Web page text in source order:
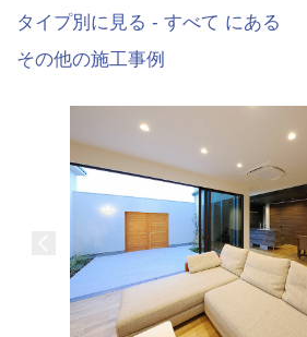
タイプ別に見る - すべて にある
その他の施工事例